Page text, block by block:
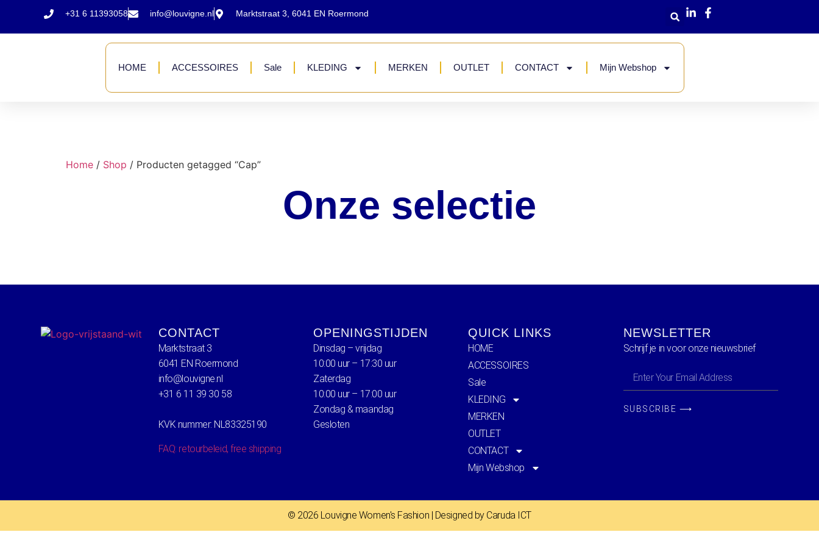
+31 6 11393058 info@louvigne.nl Marktstraat 3, 6041 EN Roermond
HOME ACCESSOIRES Sale KLEDING MERKEN OUTLET CONTACT Mijn Webshop
Home/ Shop / Producten getagged “Cap”
Onze selectie
CONTACT
Marktstraat 3
6041 EN Roermond
info@louvigne.nl
+31 6 11 39 30 58
KVK nummer: NL83325190
FAQ: retourbeleid, free shipping
OPENINGSTIJDEN
Dinsdag – vrijdag
10:00 uur – 17:30 uur
Zaterdag
10:00 uur – 17:00 uur
Zondag & maandag
Gesloten
QUICK LINKS
HOME
ACCESSOIRES
Sale
KLEDING
MERKEN
OUTLET
CONTACT
Mijn Webshop
NEWSLETTER
Schrijf je in voor onze nieuwsbrief
SUBSCRIBE ⟶
© 2026 Louvigne Women's Fashion | Designed by Caruda ICT